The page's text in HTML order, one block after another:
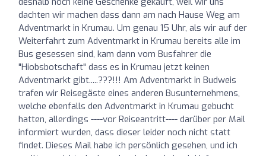
dachten wir machen dass dann am nach Hause Weg am
Adventmarkt in Krumau. Um genau 15 Uhr, als wir auf der
Weiterfahrt zum Adventmarkt in Krumau bereits alle im
Bus gesessen sind, kam dann vom Busfahrer die
"Hiobsbotschaft" dass es in Krumau jetzt keinen
Adventmarkt gibt.....???!!! Am Adventmarkt in Budweis
trafen wir Reisegäste eines anderen Busunternehmens,
welche ebenfalls den Adventmarkt in Krumau gebucht
hatten, allerdings ----vor Reiseantritt---- darüber per Mail
informiert wurden, dass dieser leider noch nicht statt
findet. Dieses Mail habe ich persönlich gesehen, und ich